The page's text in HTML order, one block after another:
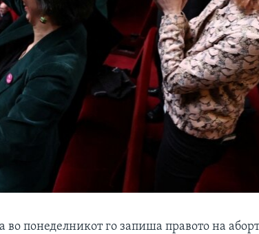
во понеделникот го запиша правото на